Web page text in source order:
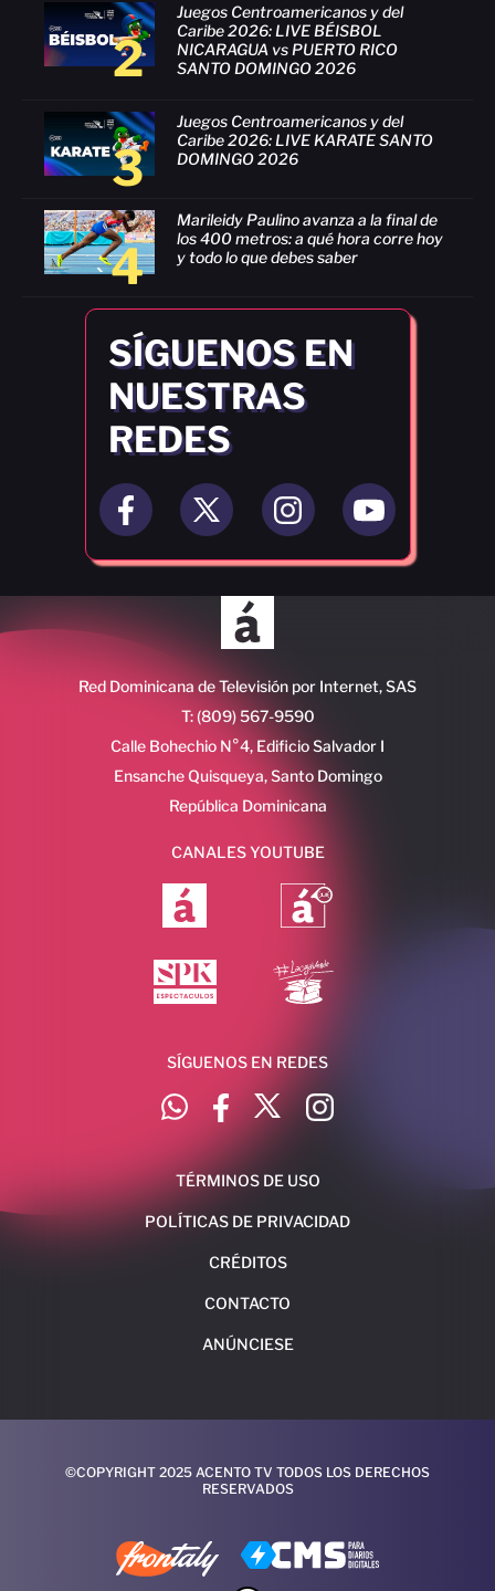
2
Juegos Centroamericanos y del
Caribe 2026: LIVE BÉISBOL
NICARAGUA vs PUERTO RICO
SANTO DOMINGO 2026
3
Juegos Centroamericanos y del
Caribe 2026: LIVE KARATE SANTO
DOMINGO 2026
4
Marileidy Paulino avanza a la final de
los 400 metros: a qué hora corre hoy
y todo lo que debes saber
SÍGUENOS EN
NUESTRAS
REDES
Red Dominicana de Televisión por Internet, SAS
T: (809) 567-9590
Calle Bohechio N°4, Edificio Salvador I
Ensanche Quisqueya, Santo Domingo
República Dominicana
CANALES YOUTUBE
SÍGUENOS EN REDES
TÉRMINOS DE USO
POLÍTICAS DE PRIVACIDAD
CRÉDITOS
CONTACTO
ANÚNCIESE
©COPYRIGHT 2025 ACENTO TV TODOS LOS DERECHOS
RESERVADOS